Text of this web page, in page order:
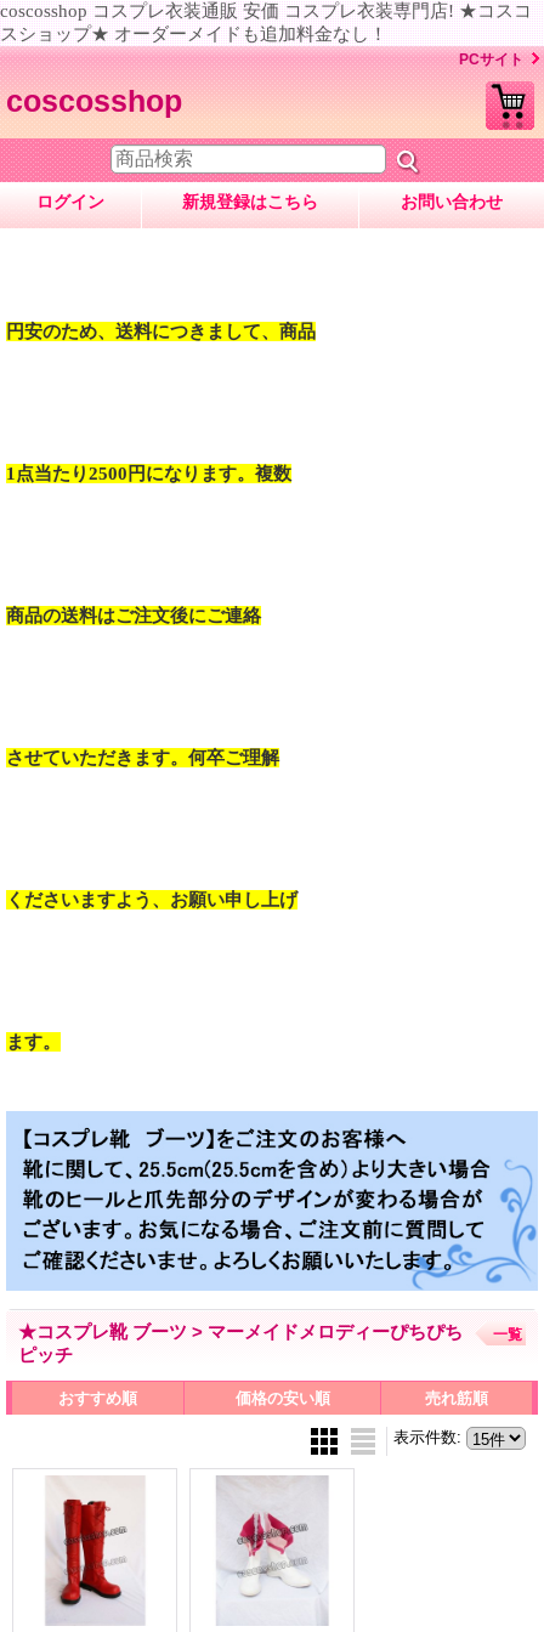
coscosshop コスプレ衣装通販 安価 コスプレ衣装専門店! ★コスコ
スショップ★ オーダーメイドも追加料金なし！
PCサイト
coscosshop
ログイン 新規登録はこちら お問い合わせ
円安のため、送料につきまして、商品
1点当たり2500円になります。複数
商品の送料はご注文後にご連絡
させていただきます。何卒ご理解
くださいますよう、お願い申し上げ
ます。
★コスプレ靴 ブーツ > マーメイドメロディーぴちぴち
ピッチ
一覧
おすすめ順 価格の安い順 売れ筋順
表示件数: